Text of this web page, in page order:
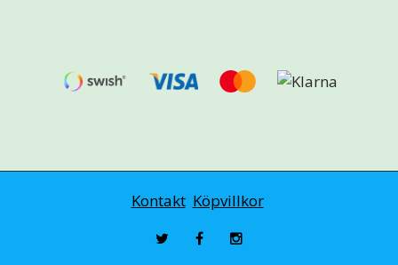
Kontakt Köpvillkor